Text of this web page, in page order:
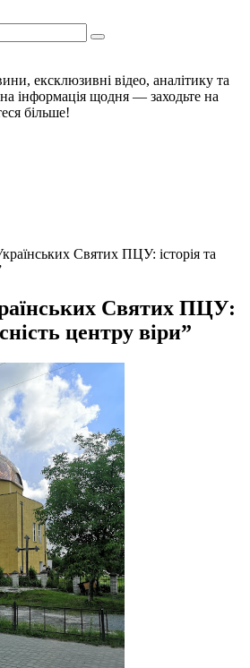
ексклюзивні відео, аналітику та
інформація щодня — заходьте на
більше!
Святих ПЦУ: історія та
Святих ПЦУ:
центру віри”